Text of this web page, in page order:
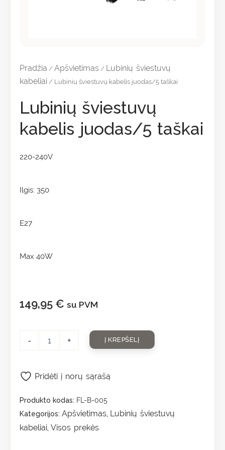
Pradžia /Apšvietimas / Lubinių šviestuvų
kabeliai/ Lubinių šviestuvų kabelis juodas/5 taškai
Lubinių šviestuvų
kabelis juodas/5 taškai
220-240V
Ilgis: 350
E27
Max 40W
149,95 € su PVM
- + Į KREPŠELĮ
Produkto kodas: FL-B-005
Kategorijos: Apšvietimas, Lubinių šviestuvų
kabeliai, Visos prekės
Pridėti į norų sąrašą